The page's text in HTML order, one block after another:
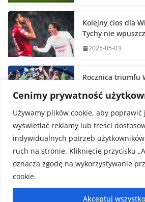
Cenimy prywatność
Używamy plików cookie, aby
wyświetlać reklamy lub treści
indywidualnych potrzeb
ruch na stronie. Kliknięcie przycisku
oznacza zgodę na wykorzystywanie
cookie.
Akceptuj wszystko
Kolejny cios dla
Tychy nie
2025-05-03
Rocznica triumfu
2025-05-02
Prawa autorskie © 2026